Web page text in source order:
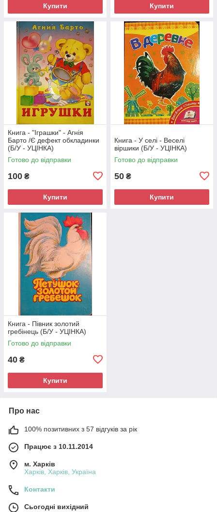
Купити Купити
Книга - "Іграшки" - Агнія
Барто /Є дефект обкладинки
(Б/У - УЦІНКА)
Готово до відправки
100 ₴
Купити
Книга - У селі - Веселі
віршики (Б/У - УЦІНКА)
Готово до відправки
50 ₴
Купити
Книга - Півник золотий
гребінець (Б/У - УЦІНКА)
Готово до відправки
40 ₴
Купити
Про нас
100% позитивних з 57 відгуків за рік
Працює з 10.11.2014
м. Харків
Харків, Харків, Україна
Контакти
Сьогодні вихідний